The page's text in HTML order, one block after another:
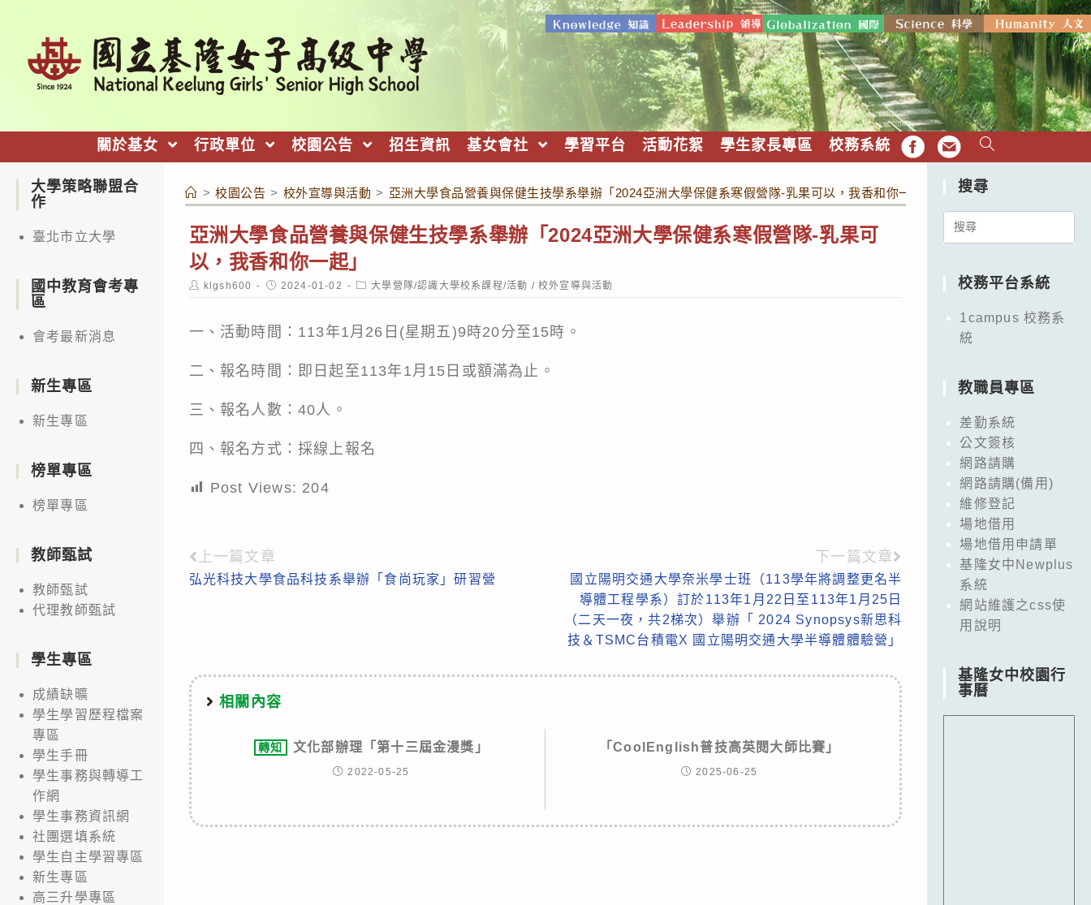
關於基女 行政單位 校園公告 招生資訊 基女會社 學習平台 活動花絮 學生家長專區 校務系統 FB EMAIL
> 校園公告 > 校外宣導與活動 > 亞洲大學食品營養與保健生技學系舉辦「2024亞洲大學保健系寒假營隊-乳果可以，我香和你一起」
亞洲大學食品營養與保健生技學系舉辦「2024亞洲大學保健系寒假營隊-乳果可
以，我香和你一起」
Post
author:
klgsh600
Post
published:
2024-01-02
Post
category:
大學營隊/認識大學校系課程/活動 / 校外宣導與活動
一、活動時間：113年1月26日(星期五)9時20分至15時。
二、報名時間：即日起至113年1月15日或額滿為止。
三、報名人數：40人。
四、報名方式：採線上報名
Post Views: 204
Read
more
上一篇文章
弘光科技大學食品科技系舉辦「食尚玩家」研習營
下一篇文章
國立陽明交通大學奈米學士班（113學年將調整更名半
導體工程學系）訂於113年1月22日至113年1月25日
（二天一夜，共2梯次）舉辦「 2024 Synopsys新思科
技＆TSMC台積電X 國立陽明交通大學半導體體驗營」
相關內容
轉知 文化部辦理「第十三屆金漫獎」
2022-05-25
「CoolEnglish普技高英閱大師比賽」
2025-06-25
大學策略聯盟合
作
臺北市立大學
國中教育會考專
區
會考最新消息
新生專區
新生專區
榜單專區
榜單專區
教師甄試
教師甄試
代理教師甄試
學生專區
成績缺曠
學生學習歷程檔案
專區
學生手冊
學生事務與轉導工
作網
學生事務資訊網
社團選填系統
學生自主學習專區
新生專區
高三升學專區
搜尋
Search
校務平台系統
1campus 校務系
統
教職員專區
差勤系統
公文簽核
網路請購
網路請購(備用)
維修登記
場地借用
場地借用申請單
基隆女中Newplus
系統
網站維護之css使
用說明
基隆女中校園行
事曆